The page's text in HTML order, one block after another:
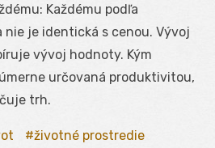
Každému podľa
je identická s cenou. Vývoj
vývoj hodnoty. Kým
určovaná produktivitou,
trh.
životné prostredie